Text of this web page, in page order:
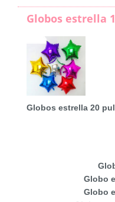
Globos estrella
Globos estrella 20
Globo
Globo